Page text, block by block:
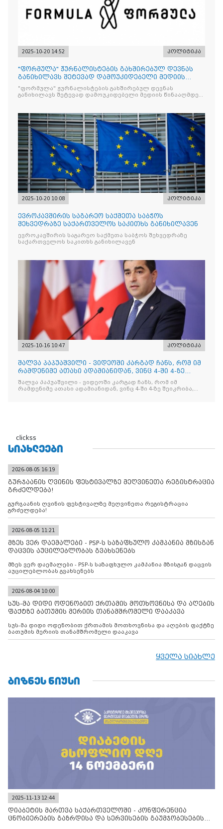
2025-10-20 14:52 პოლიტიკა
"ფორმულა" ჟურნალისტების გახშირებულ დევნას
განიხილავს შეტევად დამოუკიდებელი მედიის
წინააღმდ
"ფორმულა" ჟურნალისტების გახშირებულ დევნას
განიხილავს შეტევად დამოუკიდებელი მედიის წინააღმდეგ,
2025-10-20 10:08 პოლიტიკა
ევროკავშირის საგარეო საქმეთა საბჭოს
შეხვედრაზე საქართველოს საკითხს განიხილავენ
ევროკავშირის საგარეო საქმეთა საბჭოს შეხვედრაზე
საქართველოს საკითხს განიხილავენ
2025-10-16 10:47 პოლიტიკა
შალვა პაპუაშვილი - ვიდეოში კარგად ჩანს, რომ იმ
რამდენიმე ათასი ადამიანიდან, ვინც 4-ში 4-ზე
შეიკრიბა,
შალვა პაპუაშვილი - ვიდეოში კარგად ჩანს, რომ იმ
რამდენიმე ათასი ადამიანიდან, ვინც 4-ში 4-ზე შეიკრიბა,
clickss
ᲡᲘᲐᲮᲚᲔᲔᲑᲘ
2026-08-05 16:19
გურჯაანის ღვინის ფესტივალზე მეღვინეთა რეგისტრაცია
გრძელდება!
გურჯაანის ღვინის ფესტივალზე მეღვინეთა რეგისტრაცია
გრძელდება!
2026-08-05 11:21
მზეს ვერ დაემალები - PSP-ს საზაფხულო კამპანია მზისგან
დაცვის აუცილებლობას გვახსენებს
მზეს ვერ დაემალები - PSP-ს საზაფხულო კამპანია მზისგან დაცვის
აუცილებლობას გვახსენებს
2026-08-04 10:00
სუს-მა დიდი ოდენობით ქრთამის მოთხოვნისა და აღების
ფაქტზე ბათუმის მერიის თანამშრომელი დააკავა
სუს-მა დიდი ოდენობით ქრთამის მოთხოვნისა და აღების ფაქტზე
ბათუმის მერიის თანამშრომელი დააკავა
ყველა სიახლე
ᲑᲘᲖᲜᲔᲡ ᲜᲘᲣᲡᲘ
2025-11-13 12:44
დიაბეტის მართვა საქართველოში - კონფერენცია
ცნობიერების გაზრდისა და სერვისების გაუმჯობესების